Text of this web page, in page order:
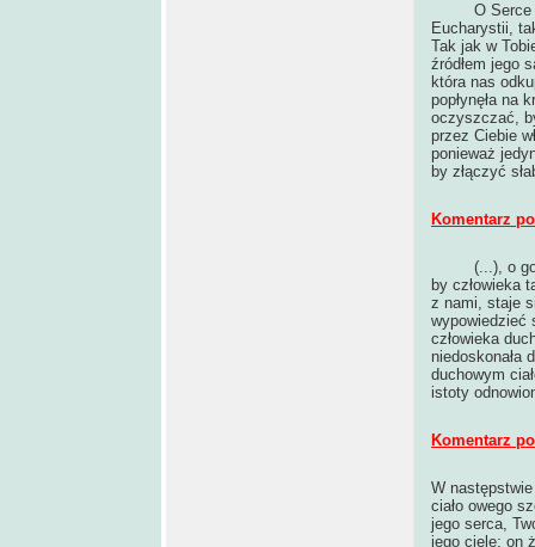
O Serce
Eucharystii,
Tak jak w
źródłem jego
która nas
popłynęła na
oczyszczać,
przez Ciebie
ponieważ
by złączyć
Komentarz
(...), o
by człowieka
z nami, staje
wypowiedzieć
człowieka
niedoskonała
duchowym
istoty
Komentarz
W
ciało owego
jego serca,
jego ciele: on